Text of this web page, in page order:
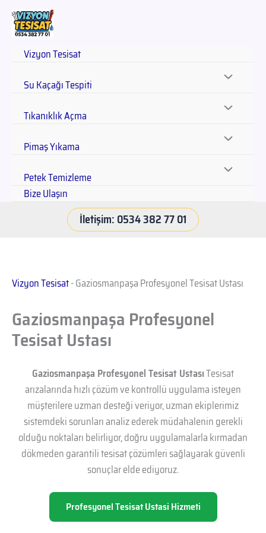
Vizyon Tesisat
Su Kaçağı Tespiti
Tıkanıklık Açma
Pimaş Yıkama
Petek Temizleme
Bize Ulaşın
İletişim: 0534 382 77 01
Vizyon Tesisat-Gaziosmanpaşa Profesyonel Tesisat Ustası
Gaziosmanpaşa Profesyonel
Tesisat Ustası
Gaziosmanpaşa Profesyonel Tesisat UstasıTesisat
arızalarında hızlı çözüm ve kontrollü uygulama isteyen
müşterilere uzman desteği veriyor, uzman ekiplerimiz
sistemdeki sorunları analiz ederek müdahalenin gerekli
olduğu noktaları belirliyor, doğru uygulamalarla kırmadan
dökmeden garantili tesisat çözümleri sağlayarak güvenli
sonuçlar elde ediyoruz.
Profesyonel Tesisat Ustasi Hizmeti